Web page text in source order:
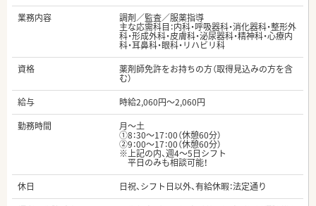
業務内容
調剤／監査／服薬指導
主な応需科目：内科・呼吸器科・消化器科・整形外
科・形成外科・皮膚科・泌尿器科・精神科・心療内
科・耳鼻科・眼科・リハビリ科
資格
薬剤師免許をお持ちの方（取得見込みの方を含
む）
給与
時給2,060円～2,060円
勤務時間
月～土
①8：30～17：00（休憩60分）
②9：00～17：00（休憩60分）
※上記の内、週4～5日シフト
平日のみも相談可能！
休日
日祝、シフト日以外、有給休暇：法定通り